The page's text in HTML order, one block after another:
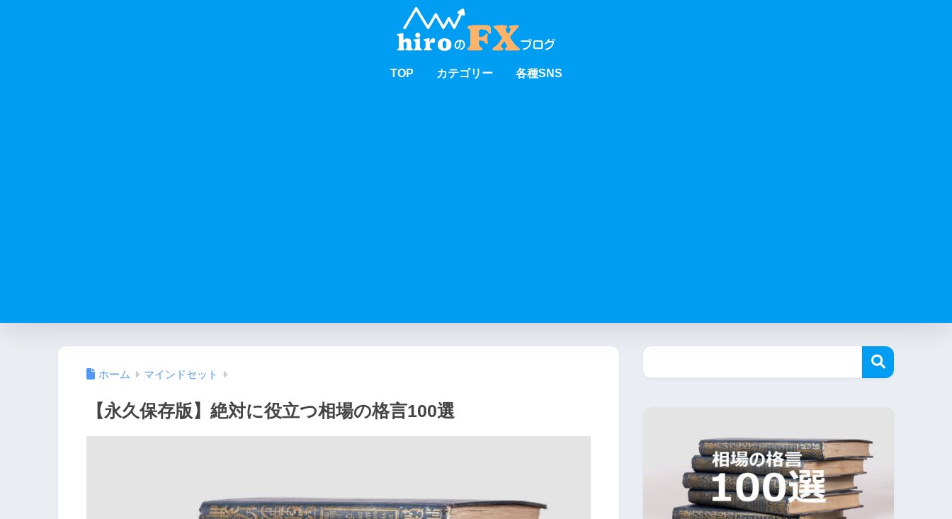
TOP カテゴリー 各種SNS
ホーム マインドセット
【永久保存版】絶対に役立つ相場の格言100選